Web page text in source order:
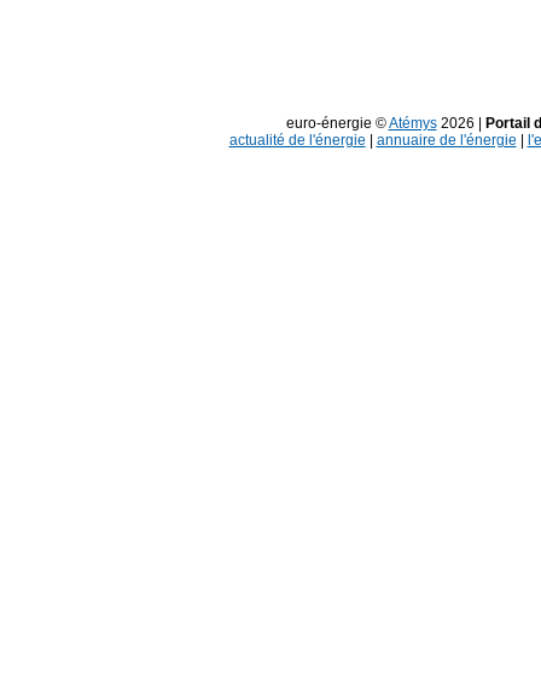
euro-énergie ©Atémys2026 |
Portail
actualité de l'énergie
annuaire de l'énergie